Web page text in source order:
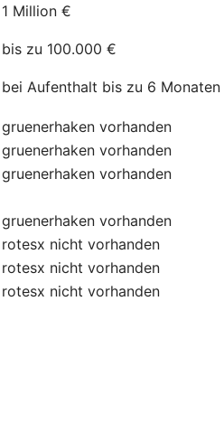
1 Million €
bis zu 100.000 €
bei Aufenthalt bis zu 6
gruenerhaken vorhanden
gruenerhaken vorhanden
gruenerhaken vorhanden
gruenerhaken vorhanden
rotesx nicht vorhanden
rotesx nicht vorhanden
rotesx nicht vorhanden